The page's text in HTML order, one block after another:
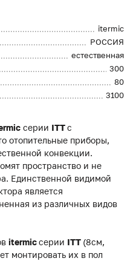
itermic
РОССИЯ
естественная
300
80
3100
серии ITTс
отопительные приборы,
конвекции.
пространство и не
Единственной видимой
является
из различных видов
itermicсерии ITT (8см,
монтировать их в пол